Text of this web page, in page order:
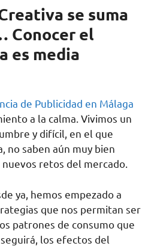
se suma
Conocer el
es media
de Publicidad en Málaga
a la calma. Vivimos un
y difícil, en el que
no saben aún muy bien
retos del mercado.
ya, hemos empezado a
que nos permitan ser
patrones de consumo que
los efectos del